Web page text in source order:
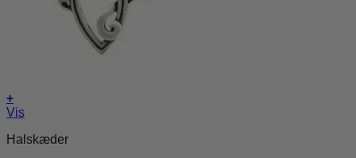
+
Vis
Halskæder